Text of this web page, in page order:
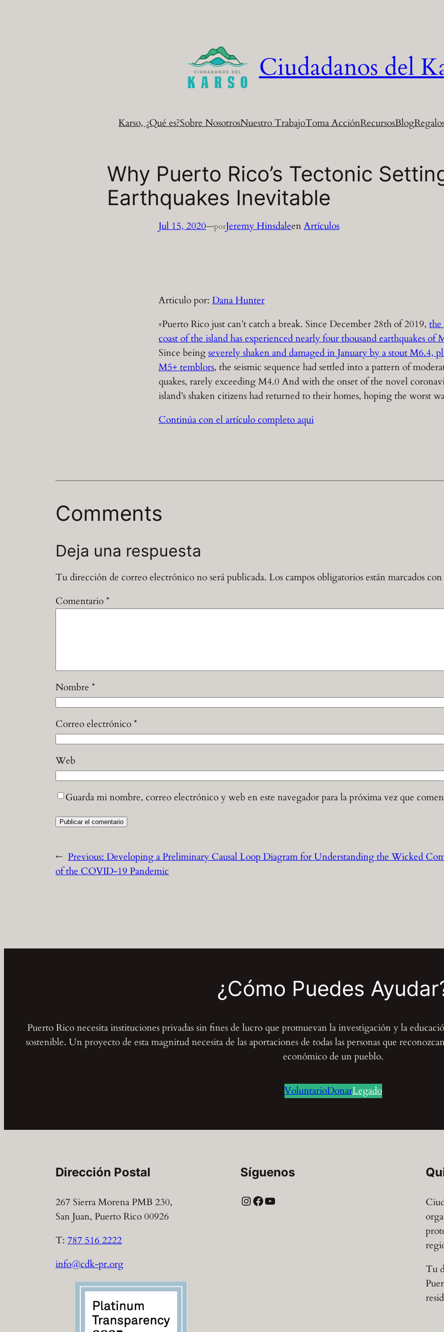
Ciudadanos del
Karso, ¿Qué es?Sobre NosotrosNuestro TrabajoToma AcciónRecursosBlog
Why Puerto Rico’s Tectonic
Earthquakes Inevitable
Jul 15, 2020—porJeremy HinsdaleenArtículos
Articulo por: Dana Hunter
«Puerto Rico just can’t catch a break. Since December 28th of 2019, the
coast of the island has experienced nearly four thousand earthquakes of
Since beingseverely shaken and damaged in January by a stout M6.4,
M5+ temblors, the seismic sequence had settled into a pattern of
quakes, rarely exceeding M4.0 And with the onset of the novel
island’s shaken citizens had returned to their homes, hoping the worst
Continúa con el artículo completo aqui
Comments
Deja una respuesta
Tu dirección de correo electrónico no será publicada. Los campos obligatorios están marcados con
Comentario*
Nombre *
Correo electrónico*
Web
Guarda mi nombre, correo electrónico y web en este navegador para la próxima vez que
← Previous:Developing a Preliminary Causal Loop Diagram for Understanding the Wicked
of the COVID-19 Pandemic
¿Cómo Puedes
Puerto Rico necesita instituciones privadas sin fines de lucro que promuevan la investigación y la
sostenible. Un proyecto de esta magnitud necesita de las aportaciones de todas las personas que
económico de un pueblo.
VoluntarioDonarLegado
Dirección Postal
267 Sierra Morena PMB 230,
San Juan, Puerto Rico 00926
T: 787 516 2222
info@cdk-pr.org
Síguenos
Instagram Facebook YouTube
Tu